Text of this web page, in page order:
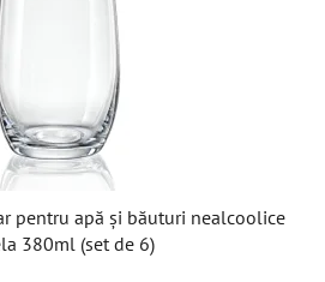
pentru apă și băuturi nealcoolice
380ml (set de 6)